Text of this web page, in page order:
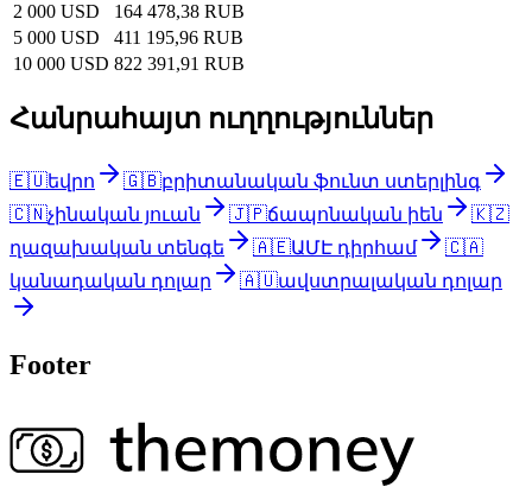
2 000 USD
164 478,38 RUB
5 000 USD
411 195,96 RUB
10 000 USD 822 391,91 RUB
Հանրահայտ ուղղություններ
🇪🇺եվրո 🇬🇧բրիտանական ֆունտ ստերլինգ
🇨🇳չինական յուան 🇯🇵ճապոնական իեն
🇰🇿
ղազախական տենգե
🇦🇪ԱՄԷ դիրհամ
🇨🇦
կանադական դոլար
🇦🇺ավստրալական դոլար
Footer